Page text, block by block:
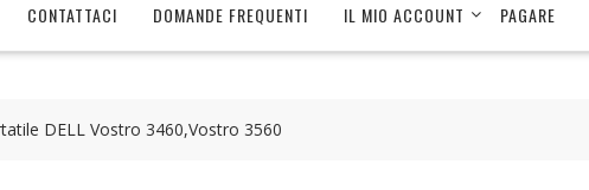
CONTATTACI DOMANDE FREQUENTI IL MIO ACCOUNT PAGARE
DELL Vostro 3460,Vostro 3560